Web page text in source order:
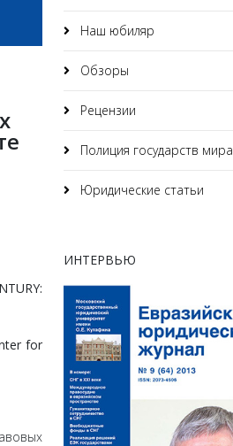
for
Наш юбиляр
Обзоры
Рецензии
Полиция государств мира
Юридические статьи
ИНТЕРВЬЮ